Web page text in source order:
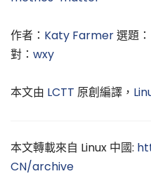
作者： Katy Farmer選題：
對： wxy
本文由 LCTT 原創編譯，
本文轉載來自 Linux 中國:
CN/archive